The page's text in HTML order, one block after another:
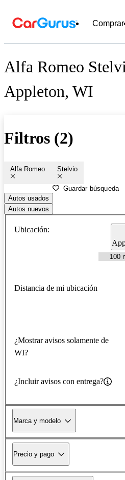
Comprar
Alfa Romeo
Appleton, WI
Filtros (2)
Alfa Romeo Stelvio
Guardar búsqueda
Autos usados
Autos nuevos
Ubicación:
Distancia de mi ubicación
¿Mostrar avisos solamente de
WI?
¿Incluir avisos con entrega?
Marca y modelo
Precio y pago